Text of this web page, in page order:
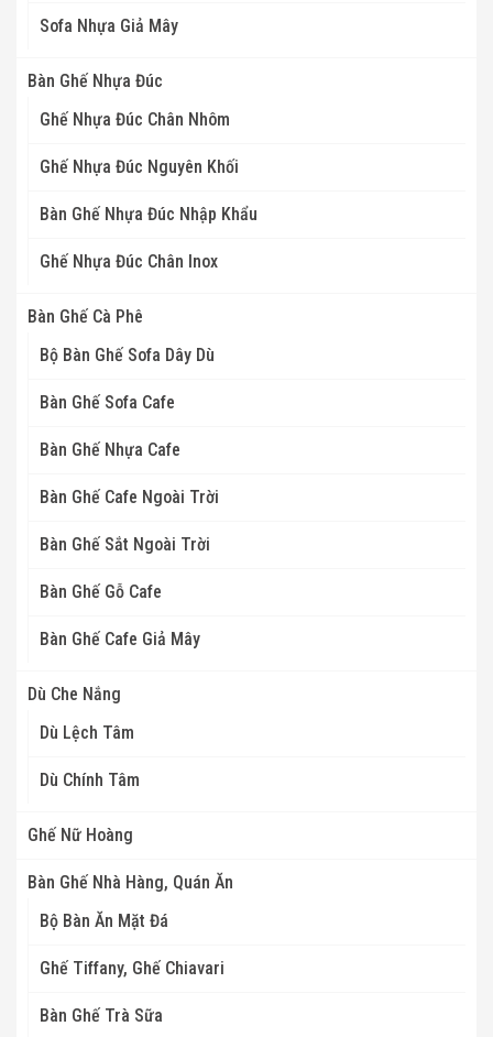
Sofa Nhựa Giả Mây
Bàn Ghế Nhựa Đúc
Ghế Nhựa Đúc Chân Nhôm
Ghế Nhựa Đúc Nguyên Khối
Bàn Ghế Nhựa Đúc Nhập Khẩu
Ghế Nhựa Đúc Chân Inox
Bàn Ghế Cà Phê
Bộ Bàn Ghế Sofa Dây Dù
Bàn Ghế Sofa Cafe
Bàn Ghế Nhựa Cafe
Bàn Ghế Cafe Ngoài Trời
Bàn Ghế Sắt Ngoài Trời
Bàn Ghế Gỗ Cafe
Bàn Ghế Cafe Giả Mây
Dù Che Nắng
Dù Lệch Tâm
Dù Chính Tâm
Ghế Nữ Hoàng
Bàn Ghế Nhà Hàng, Quán Ăn
Bộ Bàn Ăn Mặt Đá
Ghế Tiffany, Ghế Chiavari
Bàn Ghế Trà Sữa